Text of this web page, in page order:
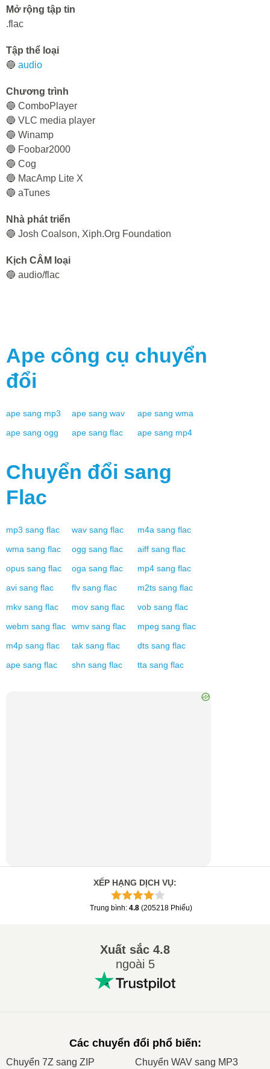
Mở rộng tập tin
.flac
Tập thể loại
🔵 audio
Chương trình
🔵 СomboPlayer
🔵 VLC media player
🔵 Winamp
🔵 Foobar2000
🔵 Cog
🔵 MacAmp Lite X
🔵 aTunes
Nhà phát triển
🔵 Josh Coalson, Xiph.Org Foundation
Kịch CÂM loại
🔵 audio/flac
Ape công cụ chuyển
đổi
ape sang mp3 ape sang wav ape sang wma
ape sang ogg ape sang flac ape sang mp4
Chuyển đổi sang
Flac
mp3 sang flac wav sang flac m4a sang flac
wma sang flac ogg sang flac aiff sang flac
opus sang flac oga sang flac mp4 sang flac
avi sang flac flv sang flac m2ts sang flac
mkv sang flac mov sang flac vob sang flac
webm sang flac wmv sang flac mpeg sang flac
m4p sang flac tak sang flac dts sang flac
ape sang flac shn sang flac tta sang flac
XẾP HẠNG DỊCH VỤ:
Trung bình: 4.8 (205218 Phiếu)
Xuất sắc 4.8
ngoài 5
Các chuyển đổi phổ biến:
Сhuyển 7Z sang ZIP Сhuyển WAV sang MP3